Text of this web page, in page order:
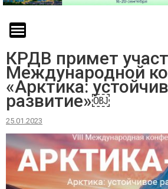
КРДВ примет
Международной
«Арктика:
развитие»￼
25.01.2023